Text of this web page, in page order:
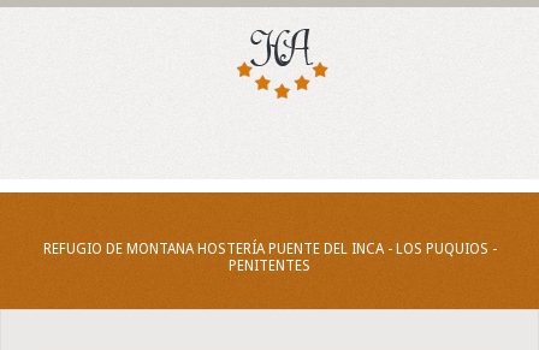
REFUGIO DE MONTANA HOSTERÍA PUENTE DEL INCA - LOS PUQUIOS -
PENITENTES